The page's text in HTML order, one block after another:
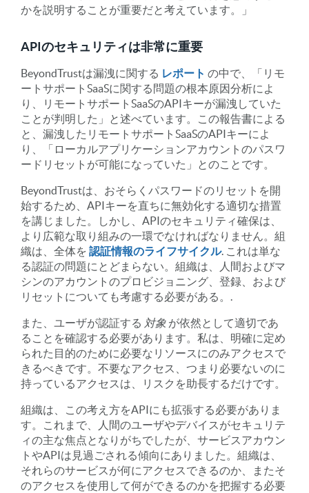
かを説明することが重要だと考えています。」
APIのセキュリティは非常に重要
BeyondTrustは漏洩に関する レポート の中で、「リモ
ートサポートSaaSに関する問題の根本原因分析によ
り、リモートサポートSaaSのAPIキーが漏洩していた
ことが判明した」と述べています。この報告書による
と、漏洩したリモートサポートSaaSのAPIキーによ
り、「ローカルアプリケーションアカウントのパスワ
ードリセットが可能になっていた」とのことです。
BeyondTrustは、おそらくパスワードのリセットを開
始するため、APIキーを直ちに無効化する適切な措置
を講じました。しかし、APIのセキュリティ確保は、
より広範な取り組みの一環でなければなりません。組
織は、全体を 認証情報のライフサイクル. これは単な
る認証の問題にとどまらない。組織は、人間およびマ
シンのアカウントのプロビジョニング、登録、および
リセットについても考慮する必要がある。.
また、ユーザが認証する 対象 が依然として適切であ
ることを確認する必要があります。私は、明確に定め
られた目的のために必要なリソースにのみアクセスで
きるべきです。不要なアクセス、つまり必要ないのに
持っているアクセスは、リスクを助長するだけです。
組織は、この考え方をAPIにも拡張する必要がありま
す。これまで、人間のユーザやデバイスがセキュリテ
ィの主な焦点となりがちでしたが、サービスアカウン
トやAPIは見過ごされる傾向にありました。組織は、
それらのサービスが何にアクセスできるのか、またそ
のアクセスを使用して何ができるのかを把握する必要